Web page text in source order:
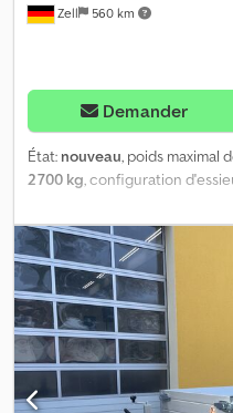
Zell 560 km
Demander
État: nouveau, poids maximal
2 700 kg , configuration
,
1 500 mm, hauteur de
276 150 2700 – Nouvelle
la caisse : 2,76 x 1,50 x 0,30 m
autorisé en charge : 2 700 kg
K1 276 150 2700 se distingue
Saris, grâce à leur
renforcé, sont idéales pour
pour le transport de gravats,